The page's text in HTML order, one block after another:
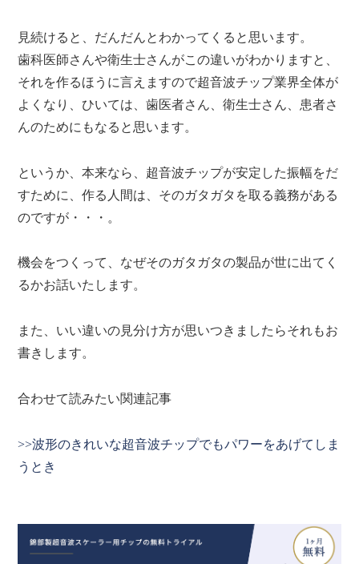
見続けると、だんだんとわかってくると思います。
歯科医師さんや衛生士さんがこの違いがわかりますと、
それを作るほうに言えますので超音波チップ業界全体が
よくなり、ひいては、歯医者さん、衛生士さん、患者さ
んのためにもなると思います。
というか、本来なら、超音波チップが安定した振幅をだ
すために、作る人間は、そのガタガタを取る義務がある
のですが・・・。
機会をつくって、なぜそのガタガタの製品が世に出てく
るかお話いたします。
また、いい違いの見分け方が思いつきましたらそれもお
書きします。
合わせて読みたい関連記事
>>波形のきれいな超音波チップでもパワーをあげてしま
うとき